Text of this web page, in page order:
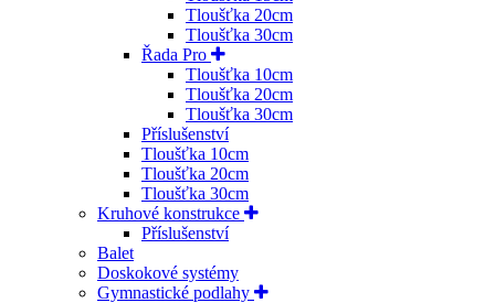
Tloušťka 20cm
Tloušťka 30cm
Řada Pro
Tloušťka 10cm
Tloušťka 20cm
Tloušťka 30cm
Příslušenství
Tloušťka 10cm
Tloušťka 20cm
Tloušťka 30cm
Kruhové konstrukce
Příslušenství
Balet
Doskokové systémy
Gymnastické podlahy